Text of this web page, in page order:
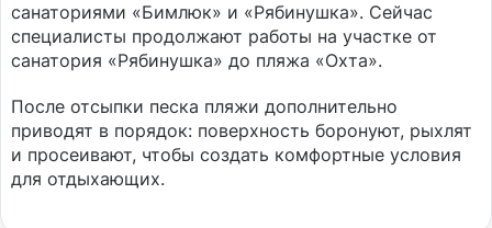
санаториями «Бимлюк» и «Рябинушка». Сейчас
специалисты продолжают работы на участке от
санатория «Рябинушка» до пляжа «Охта».
После отсыпки песка пляжи дополнительно
приводят в порядок: поверхность боронуют, рыхлят
и просеивают, чтобы создать комфортные условия
для отдыхающих.